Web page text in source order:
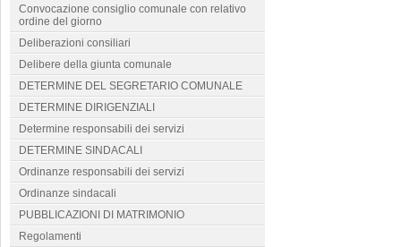
Convocazione consiglio comunale con relativo
ordine del giorno
Deliberazioni consiliari
Delibere della giunta comunale
DETERMINE DEL SEGRETARIO COMUNALE
DETERMINE DIRIGENZIALI
Determine responsabili dei servizi
DETERMINE SINDACALI
Ordinanze responsabili dei servizi
Ordinanze sindacali
PUBBLICAZIONI DI MATRIMONIO
Regolamenti